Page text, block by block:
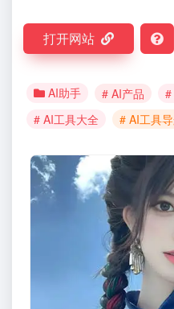
打开网站
AI助手 # AI产品 #
# AI工具大全
# AI工具